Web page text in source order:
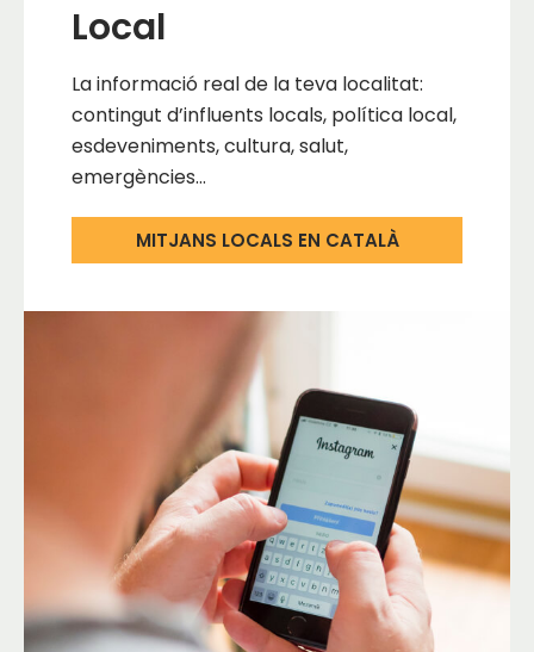
Local
La informació real de la teva localitat:
contingut d’influents locals, política local,
esdeveniments, cultura, salut,
emergències…
MITJANS LOCALS EN CATALÀ